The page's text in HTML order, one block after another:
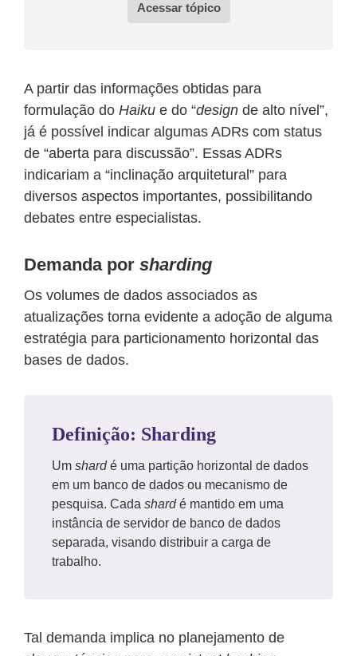
Acessar tópico
A partir das informações obtidas para
formulação do Haiku e do “design de alto nível”,
já é possível indicar algumas ADRs com status
de “aberta para discussão”. Essas ADRs
indicariam a “inclinação arquitetural” para
diversos aspectos importantes, possibilitando
debates entre especialistas.
Demanda por sharding
Os volumes de dados associados as
atualizações torna evidente a adoção de alguma
estratégia para particionamento horizontal das
bases de dados.
Definição: Sharding
Um shardé uma partição horizontal de dados
em um banco de dados ou mecanismo de
pesquisa. Cada shardé mantido em uma
instância de servidor de banco de dados
separada, visando distribuir a carga de
trabalho.
Tal demanda implica no planejamento de